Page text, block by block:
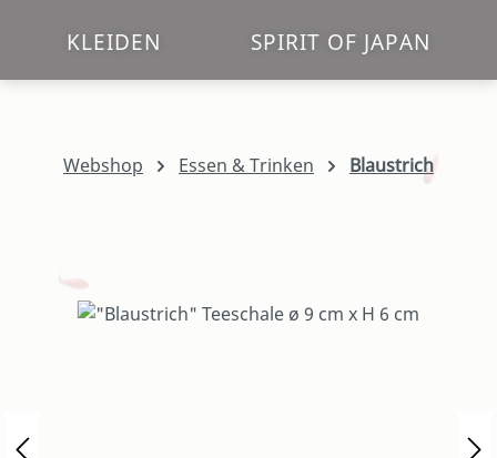
KLEIDEN SPIRIT OF JAPAN
Webshop Essen & Trinken Blaustrich
Bildergalerie überspringen